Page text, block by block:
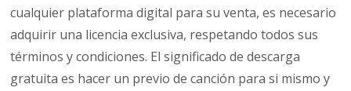
cualquier plataforma digital para su venta, es necesario
adquirir una licencia exclusiva, respetando todos sus
términos y condiciones. El significado de descarga
gratuita es hacer un previo de canción para si mismo y